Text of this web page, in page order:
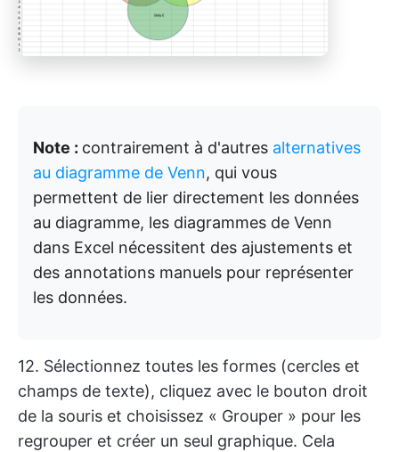
Note : contrairement à d'autres alternatives
au diagramme de Venn, qui vous
permettent de lier directement les données
au diagramme, les diagrammes de Venn
dans Excel nécessitent des ajustements et
des annotations manuels pour représenter
les données.
12. Sélectionnez toutes les formes (cercles et
champs de texte), cliquez avec le bouton droit
de la souris et choisissez « Grouper » pour les
regrouper et créer un seul graphique. Cela